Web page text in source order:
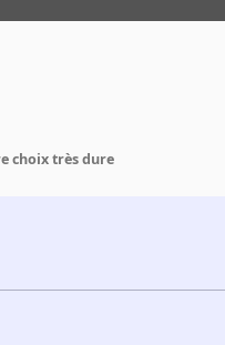
choix très dure